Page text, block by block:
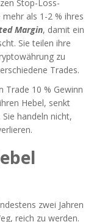
Stop-Loss-
als 1-2 % ihres
Margin, damit ein
Sie teilen ihre
zu
Trades.
Trade 10 % Gewinn
Hebel, senkt
handeln nicht,
zwei Jahren
reich zu werden.